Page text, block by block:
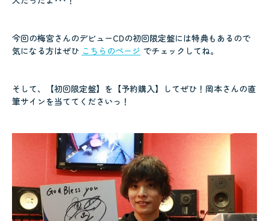
今回の梅宮さんのデビューCDの初回限定盤には特典もあるので
気になる方はぜひ こちらのページ でチェックしてね。
そして、【初回限定盤】を【予約購入】してぜひ！岡本さんの直
筆サインを当ててくださいっ！